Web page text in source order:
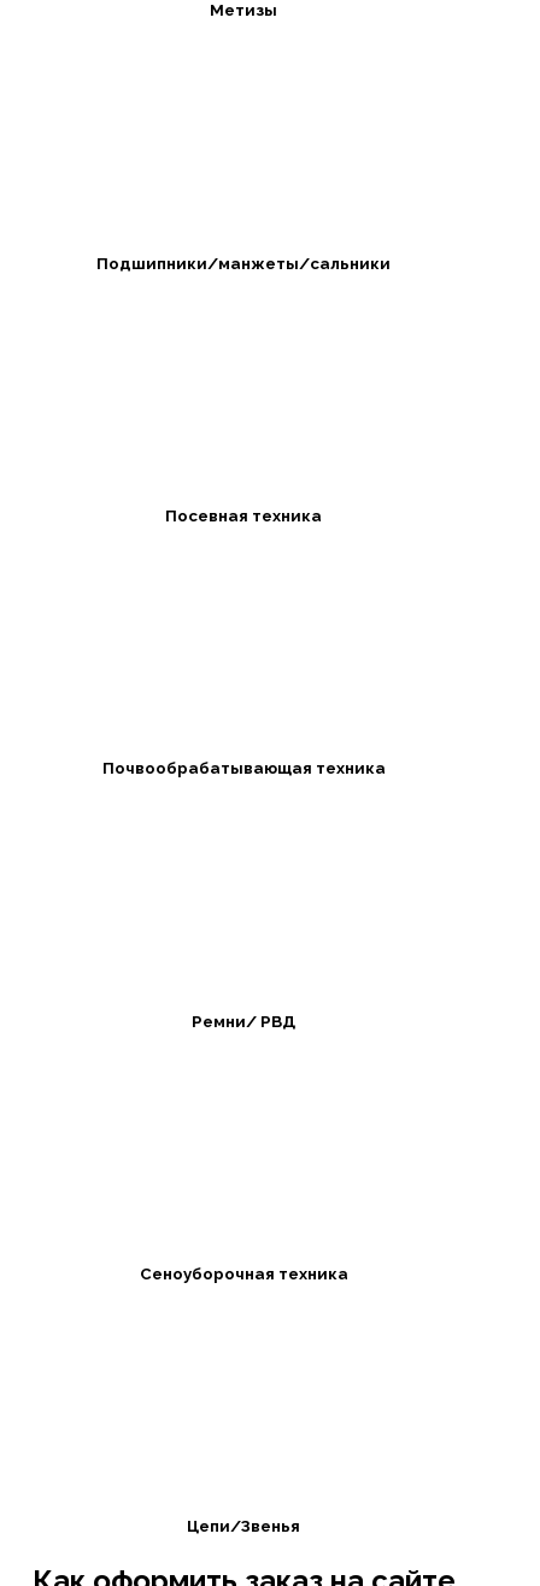
Метизы
Подшипники/манжеты/сальники
Посевная техника
Почвообрабатывающая техника
Ремни/ РВД
Сеноуборочная техника
Цепи/Звенья